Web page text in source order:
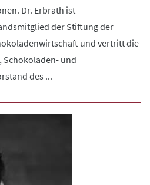
Dr. Erbrath ist
der Stiftung der
und vertritt die
Schokoladen- und
des ...